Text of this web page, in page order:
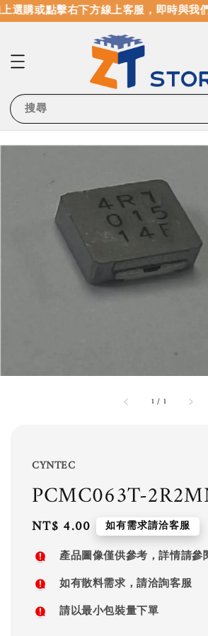
選購或點擊右下方線上客服，即時與我
搜尋
1 / 1
CYNTEC
PCMC063T-
Regular
price
NT$ 4.00 如有需求請洽客服
產品圖像僅供參考，詳情請參
如有散料需求，請洽詢客服
請以最小包裝量下單